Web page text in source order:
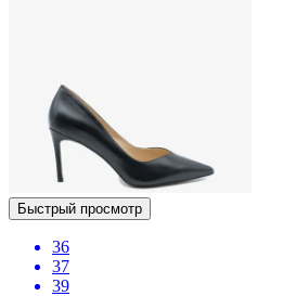
Быстрый просмотр
36
37
39